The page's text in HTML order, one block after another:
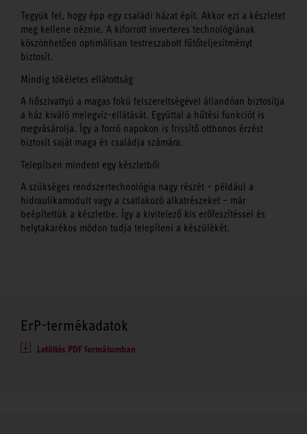
Tegyük fel, hogy épp egy családi házat épít. Akkor ezt a készletet
meg kellene néznie. A kiforrott inverteres technológiának
köszönhetően optimálisan testreszabott fűtőteljesítményt
biztosít.
Mindig tökéletes ellátottság
A hőszivattyú a magas fokú felszereltségével állandóan biztosítja
a ház kiváló melegvíz-ellátását. Egyúttal a hűtési funkciót is
megvásárolja. Így a forró napokon is frissítő otthonos érzést
biztosít saját maga és családja számára.
Telepítsen mindent egy készletből
A szükséges rendszertechnológia nagy részét – például a
hidraulikamodult vagy a csatlakozó alkatrészeket – már
beépítettük a készletbe. Így a kivitelező kis erőfeszítéssel és
helytakarékos módon tudja telepíteni a készülékét.
ErP-termékadatok
Letöltés PDF formátumban